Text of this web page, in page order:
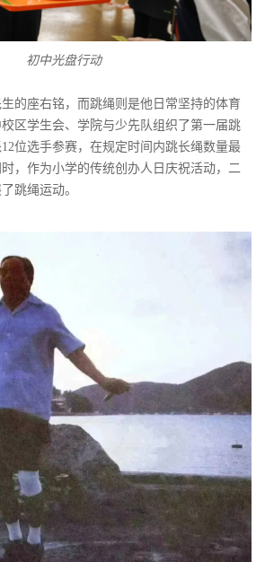
初中光盘行动
的座右铭，而跳绳则是他日常坚持的体育
区学生会、学院与少先队组织了第一届跳
位选手参赛，在规定时间内跳长绳数量最
，作为小学的传统创办人日庆祝活动，二
跳绳运动。